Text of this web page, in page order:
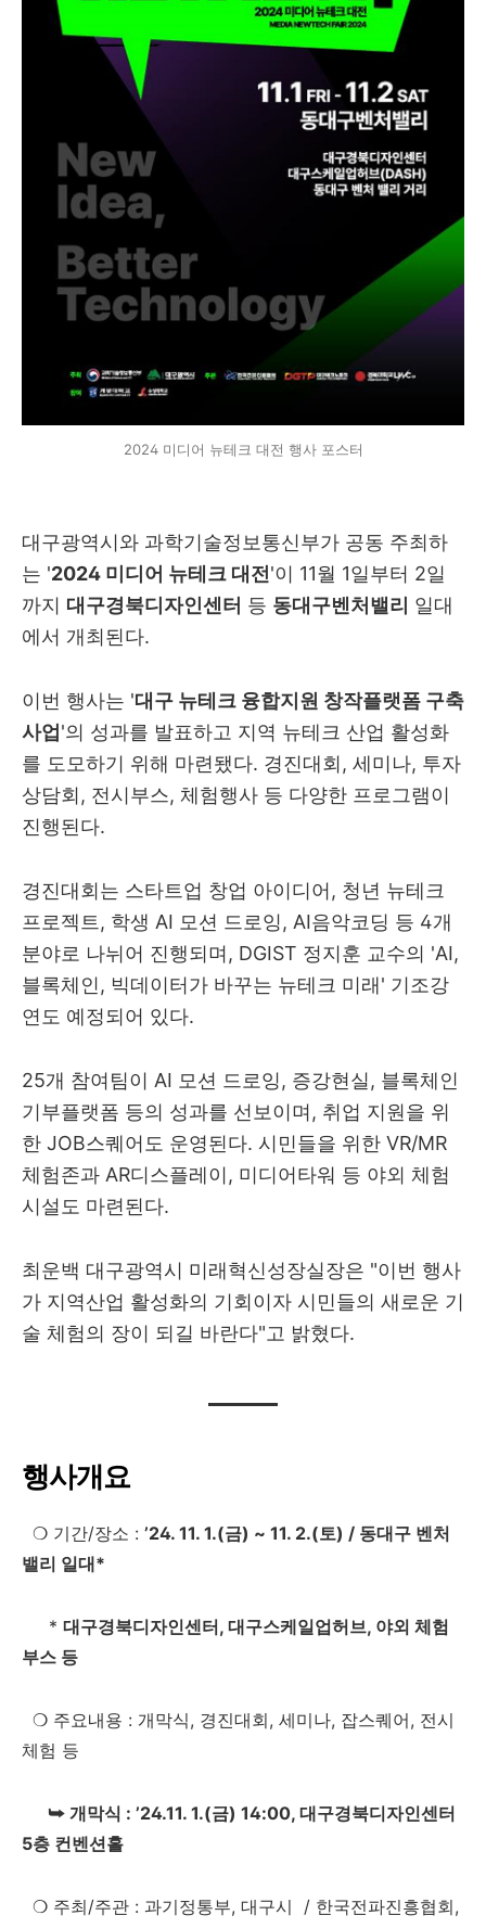
2024 미디어 뉴테크 대전 행사 포스터
대구광역시와 과학기술정보통신부가 공동 주최하
는 '2024 미디어 뉴테크 대전 '이 11월 1일부터 2일
까지 대구경북디자인센터 등 동대구벤처밸리 일대
에서 개최된다.
이번 행사는 '대구 뉴테크 융합지원 창작플랫폼 구축
사업 '의 성과를 발표하고 지역 뉴테크 산업 활성화
를 도모하기 위해 마련됐다. 경진대회, 세미나, 투자
상담회, 전시부스, 체험행사 등 다양한 프로그램이
진행된다.
경진대회는 스타트업 창업 아이디어, 청년 뉴테크
프로젝트, 학생 AI 모션 드로잉, AI음악코딩 등 4개
분야로 나뉘어 진행되며, DGIST 정지훈 교수의 'AI,
블록체인, 빅데이터가 바꾸는 뉴테크 미래' 기조강
연도 예정되어 있다.
25개 참여팀이 AI 모션 드로잉, 증강현실, 블록체인
기부플랫폼 등의 성과를 선보이며, 취업 지원을 위
한 JOB스퀘어도 운영된다. 시민들을 위한 VR/MR
체험존과 AR디스플레이, 미디어타워 등 야외 체험
시설도 마련된다.
최운백 대구광역시 미래혁신성장실장은 "이번 행사
가 지역산업 활성화의 기회이자 시민들의 새로운 기
술 체험의 장이 되길 바란다"고 밝혔다.
행사개요
❍ 기간/장소 : ’24. 11. 1.(금) ~ 11. 2.(토) / 동대구 벤처
밸리 일대*
* 대구경북디자인센터, 대구스케일업허브, 야외 체험
부스 등
❍ 주요내용 : 개막식, 경진대회, 세미나, 잡스퀘어, 전시
체험 등
⮩ 개막식 : ’24.11. 1.(금) 14:00, 대구경북디자인센터
5층 컨벤션홀
❍ 주최/주관 : 과기정통부, 대구시 / 한국전파진흥협회,